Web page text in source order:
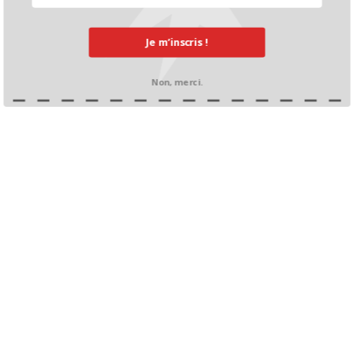
Je m’inscris !
Non, merci.